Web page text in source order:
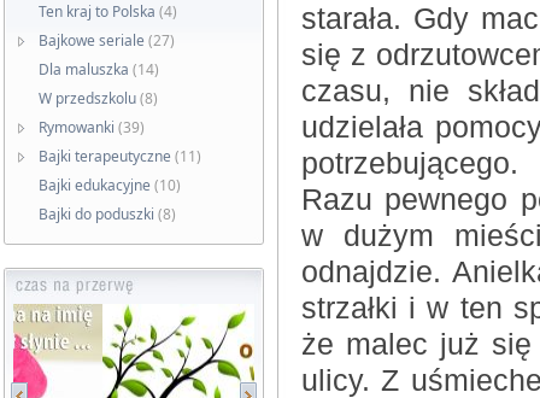
Ten kraj to Polska (4)
Bajkowe seriale (27)
Dla maluszka (14)
W przedszkolu(8)
Rymowanki (39)
Bajki terapeutyczne (11)
Bajki edukacyjne (10)
Bajki do poduszki (8)
starała. Gdy
się z
czasu, nie
udzielała
potrzebującego.
Razu pewnego
w dużym
odnajdzie.
strzałki i w ten
że malec już się
ulicy. Z